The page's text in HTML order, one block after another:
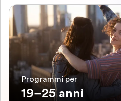
Programmi per
19–25 anni